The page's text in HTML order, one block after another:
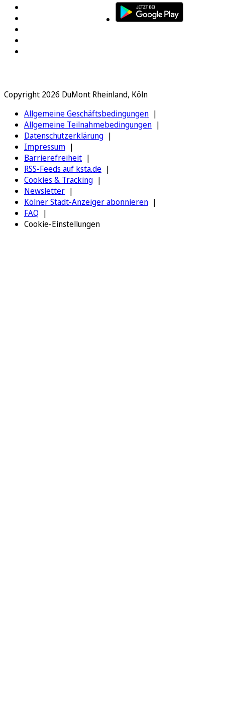
Copyright 2026 DuMont Rheinland, Köln
Allgemeine Geschäftsbedingungen
Allgemeine Teilnahmebedingungen
Datenschutzerklärung
Impressum
Barrierefreiheit
RSS-Feeds auf ksta.de
Cookies & Tracking
Newsletter
Kölner Stadt-Anzeiger abonnieren
FAQ
Cookie-Einstellungen